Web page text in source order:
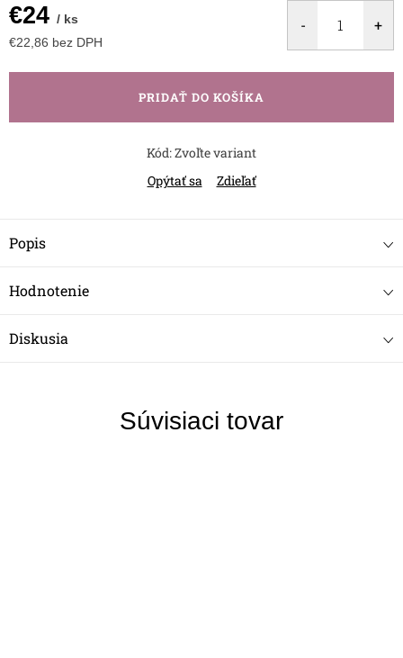
€24 / ks
€22,86 bez DPH
cena:
PRIDAŤ DO KOŠÍKA
Kód:Zvoľte variant
Opýtať sa
Zdieľať
Popis
Hodnotenie
Diskusia
Súvisiaci tovar